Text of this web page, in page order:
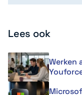
Lees ook
Werken